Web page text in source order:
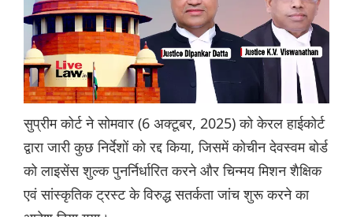
सुप्रीम कोर्ट ने सोमवार (6 अक्टूबर, 2025) को केरल हाईकोर्ट
द्वारा जारी कुछ निर्देशों को रद्द किया, जिसमें कोचीन देवस्वम बोर्ड
को लाइसेंस शुल्क पुनर्निर्धारित करने और चिन्मय मिशन शैक्षिक
एवं सांस्कृतिक ट्रस्ट के विरुद्ध सतर्कता जांच शुरू करने का